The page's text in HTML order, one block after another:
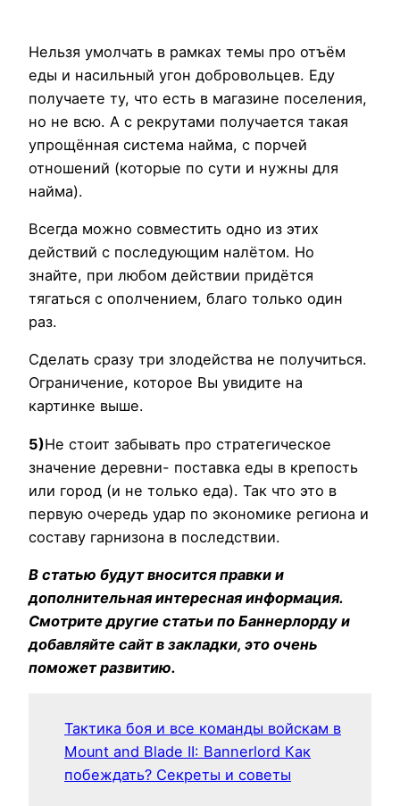
Нельзя умолчать в рамках темы про отъём
еды и насильный угон добровольцев. Еду
получаете ту, что есть в магазине поселения,
но не всю. А с рекрутами получается такая
упрощённая система найма, с порчей
отношений (которые по сути и нужны для
найма).
Всегда можно совместить одно из этих
действий с последующим налётом. Но
знайте, при любом действии придётся
тягаться с ополчением, благо только один
раз.
Сделать сразу три злодейства не получиться.
Ограничение, которое Вы увидите на
картинке выше.
5)Не стоит забывать про стратегическое
значение деревни- поставка еды в крепость
или город (и не только еда). Так что это в
первую очередь удар по экономике региона и
составу гарнизона в последствии.
В статью будут вносится правки и
дополнительная интересная информация.
Смотрите другие статьи по Баннерлорду и
добавляйте сайт в закладки, это очень
поможет развитию.
Тактика боя и все команды войскам в
Mount and Blade II: Bannerlord Как
побеждать? Секреты и советы